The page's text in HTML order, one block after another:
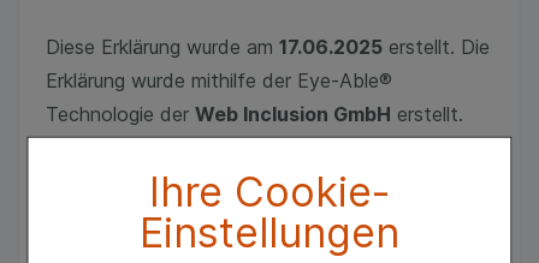
Ihre Cookie-
Einstellungen
Diese Erklärung wurde am17.06.2025 erstellt. Die
Erklärung wurde mithilfe der Eye-Able®
Technologie derWeb Inclusion GmbH erstellt.
unter https://eye-able.com/ zu finden. Die Web
Inclusion GmbH hat alle maschinell überprüfbaren
Prüfschritte durchlaufen.